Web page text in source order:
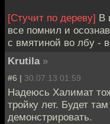
[Стучит по дереву] В
все помнил и
с вмятиной во лбу -
Krutila »
#6 | 30.07.13 01:59
Надеюсь Халимат
тройку лет. Будет
демонстрировать.